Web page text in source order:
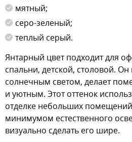
мятный;
серо-зеленый;
теплый серый.
Янтарный цвет подходит для
спальни, детской, столовой.
солнечным светом, делает
и уютным. Этот оттенок
отделке небольших
минимумом естественного
визуально сделать его шире.